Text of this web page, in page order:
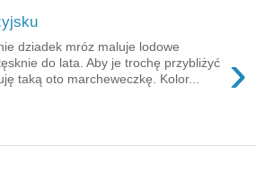
›
dziadek mróz maluje lodowe
do lata. Aby je trochę przybliżyć
taką oto marcheweczkę. Kolor...